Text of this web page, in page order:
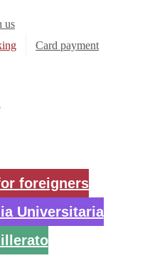
us
Card payment
foreigners
Universitaria